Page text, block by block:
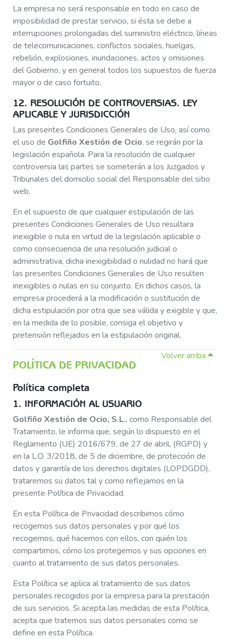
La empresa no será responsable en todo en caso de
imposibilidad de prestar servicio, si ésta se debe a
interrupciones prolongadas del suministro eléctrico, líneas
de telecomunicaciones, conflictos sociales, huelgas,
rebelión, explosiones, inundaciones, actos y omisiones
del Gobierno, y en general todos los supuestos de fuerza
mayor o de caso fortuito.
12. RESOLUCIÓN DE CONTROVERSIAS. LEY
APLICABLE Y JURISDICCIÓN
Las presentes Condiciones Generales de Uso, así como
el uso de Golfiño Xestión de Ocio, se regirán por la
legislación española. Para la resolución de cualquier
controversia las partes se someterán a los Juzgados y
Tribunales del domicilio social del Responsable del sitio
web.
En el supuesto de que cualquier estipulación de las
presentes Condiciones Generales de Uso resultara
inexigible o nula en virtud de la legislación aplicable o
como consecuencia de una resolución judicial o
administrativa, dicha inexigibilidad o nulidad no hará que
las presentes Condiciones Generales de Uso resulten
inexigibles o nulas en su conjunto. En dichos casos, la
empresa procederá a la modificación o sustitución de
dicha estipulación por otra que sea válida y exigible y que,
en la medida de lo posible, consiga el objetivo y
pretensión reflejados en la estipulación original.
Volver arriba
POLÍTICA DE PRIVACIDAD
Política completa
1. INFORMACIÓN AL USUARIO
Golfiño Xestión de Ocio, S.L., como Responsable del
Tratamiento, le informa que, según lo dispuesto en el
Reglamento (UE) 2016/679, de 27 de abril, (RGPD) y
en la L.O. 3/2018, de 5 de diciembre, de protección de
datos y garantía de los derechos digitales (LOPDGDD),
trataremos su datos tal y como reflejamos en la
presente Política de Privacidad.
En esta Política de Privacidad describimos cómo
recogemos sus datos personales y por qué los
recogemos, qué hacemos con ellos, con quién los
compartimos, cómo los protegemos y sus opciones en
cuanto al tratamiento de sus datos personales.
Esta Política se aplica al tratamiento de sus datos
personales recogidos por la empresa para la prestación
de sus servicios. Si acepta las medidas de esta Política,
acepta que tratemos sus datos personales como se
define en esta Política.